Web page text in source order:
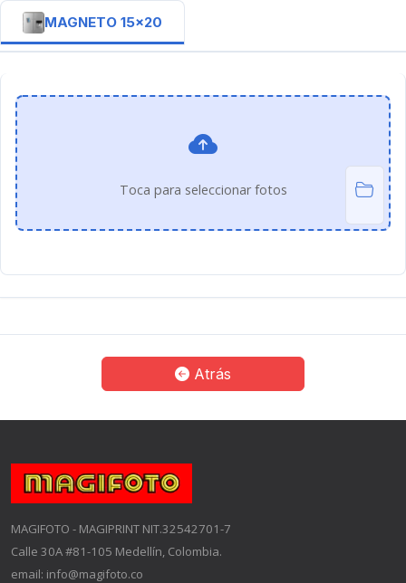
MAGNETO 15x20
Toca para seleccionar fotos
Atrás
MAGIFOTO - MAGIPRINT NIT.32542701-7
Calle 30A #81-105 Medellín, Colombia.
email: info@magifoto.co